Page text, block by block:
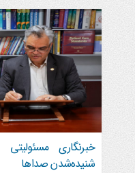
خبرنگاری
شنیده‌شدن صداها